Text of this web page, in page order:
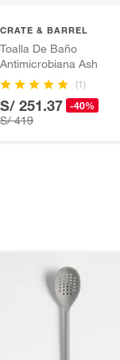
suplementos
CRATE & BARREL
Toalla De Baño
Antimicrobiana Ash
(1)
S/ 251.37 -40%
S/ 419